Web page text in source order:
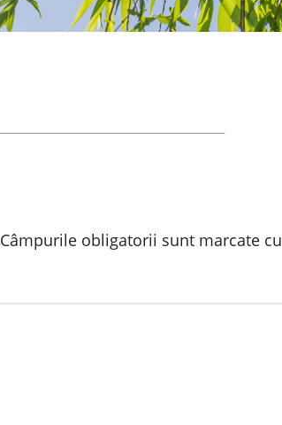
Câmpurile obligatorii sunt marcate cu